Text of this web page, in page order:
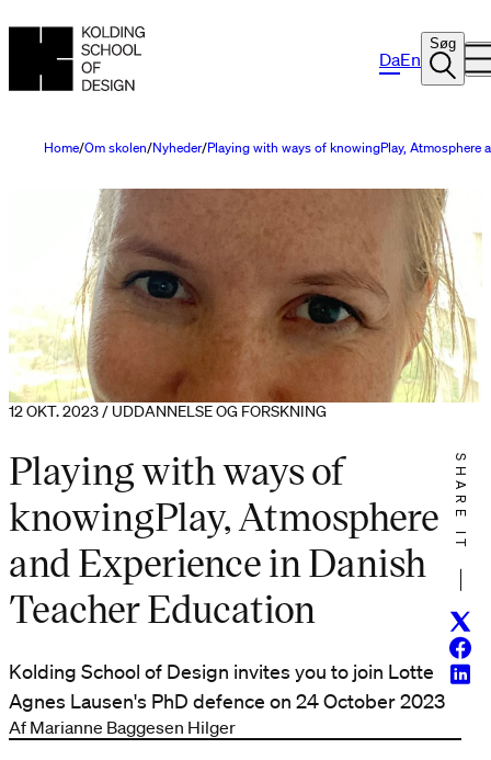
DaEn
Søg
Home Om skolen Nyheder Playing with ways of knowingPlay, Atmosphere
12 OKT. 2023 / UDDANNELSE OG FORSKNING
Playing with ways of
knowingPlay, Atmosphere
and Experience in Danish
Teacher Education
Kolding School of Design invites you to join Lotte
Agnes Lausen's PhD defence on 24 October 2023
Af Marianne Baggesen Hilger
SHARE IT